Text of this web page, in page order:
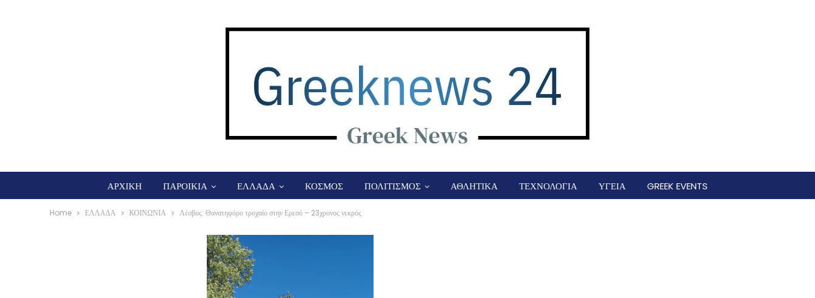
ΑΡΧΙΚΗ ΠΑΡΟΙΚΙΑ ΕΛΛΑΔΑ ΚΟΣΜΟΣ ΠΟΛΙΤΙΣΜΟΣ ΑΘΛΗΤΙΚΑ ΤΕΧΝΟΛΟΓΙΑ ΥΓΕΙΑ GREEK EVENTS
Home ΕΛΛΑΔΑ ΚΟΙΝΩΝΙΑ Λέσβος: Θανατηφόρο τροχαίο στην Ερεσό – 23χρονος νεκρός